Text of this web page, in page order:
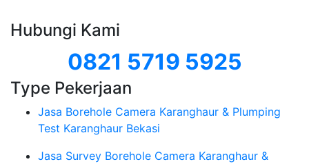
Hubungi Kami
0821 5719 5925
Type Pekerjaan
Jasa Borehole Camera Karanghaur & Plumping
Test Karanghaur Bekasi
Jasa Survey Borehole Camera Karanghaur &